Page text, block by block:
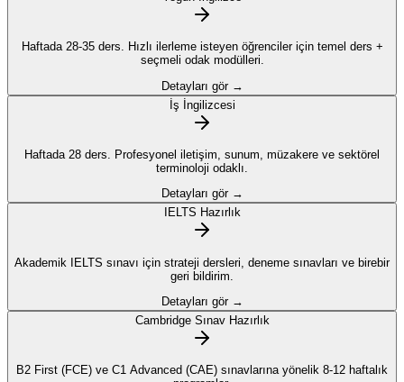
Haftada 28-35 ders. Hızlı ilerleme isteyen öğrenciler için temel ders +
seçmeli odak modülleri.
Detayları gör →
İş İngilizcesi
Haftada 28 ders. Profesyonel iletişim, sunum, müzakere ve sektörel
terminoloji odaklı.
Detayları gör →
IELTS Hazırlık
Akademik IELTS sınavı için strateji dersleri, deneme sınavları ve birebir
geri bildirim.
Detayları gör →
Cambridge Sınav Hazırlık
B2 First (FCE) ve C1 Advanced (CAE) sınavlarına yönelik 8-12 haftalık